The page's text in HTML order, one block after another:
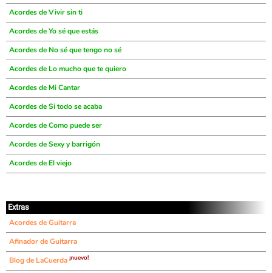
Acordes de Vivir sin ti
Acordes de Yo sé que estás
Acordes de No sé que tengo no sé
Acordes de Lo mucho que te quiero
Acordes de Mi Cantar
Acordes de Si todo se acaba
Acordes de Como puede ser
Acordes de Sexy y barrigón
Acordes de El viejo
Extras
Acordes de Guitarra
Afinador de Guitarra
Blog de LaCuerda ¡nuevo!